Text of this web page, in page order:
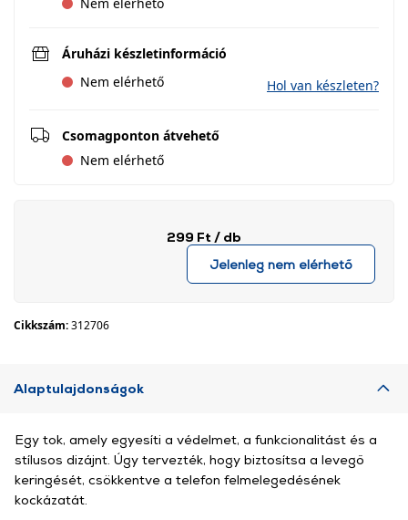
Áruházi készletinformáció
Nem elérhető
Hol van készleten?
Csomagponton átvehető
Nem elérhető
299 Ft / db
Jelenleg nem elérhető
Cikkszám:312706
Alaptulajdonságok
Egy tok, amely egyesíti a védelmet, a funkcionalitást és a
stílusos dizájnt. Úgy tervezték, hogy biztosítsa a levegő
keringését, csökkentve a telefon felmelegedésének
kockázatát.